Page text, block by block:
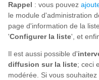
Rappel : vous pouvez
le module d'administration
page d'information de la
'Configurer la liste', et
Il est aussi possible d'
diffusion sur la liste; ceci
modérée. Si vous souhaitez